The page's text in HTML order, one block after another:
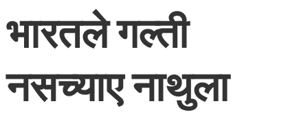
भारतले गल्ती
नसच्याए नाथुला